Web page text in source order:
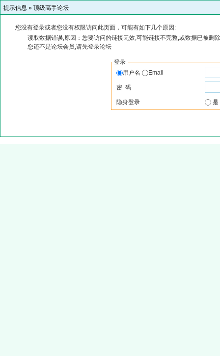
提示信息 » 顶级高手论坛
您没有登录或者您没有权限访问此页面，可能有如下几个原因:
读取数据错误,原因：您要访问的链接无效,可能链接不完整,或数据已被删
您还不是论坛会员,请先登录论坛
登录
用户名
Email
密 码
隐身登录